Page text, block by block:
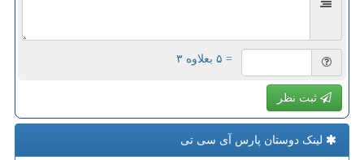
= ۵ بعلاوه ۳
ثبت نظر
لینک دوستان پارس آی سی تی